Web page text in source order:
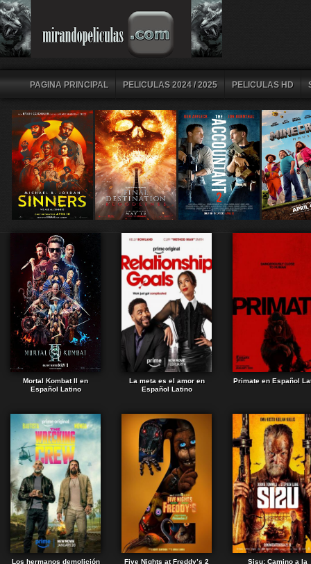
PAGINA PRINCIPAL PELICULAS 2024 / 2025 PELICULAS HD
Mortal Kombat II en
Español Latino
La meta es el amor en
Español Latino
Primate en Español
Los hermanos demolición
Five Nights at Freddy’s 2
Sisu: Camino a la